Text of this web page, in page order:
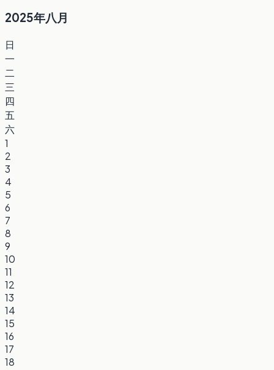
2025年八月
日
一
二
三
四
五
六
1
2
3
4
5
6
7
8
9
10
11
12
13
14
15
16
17
18